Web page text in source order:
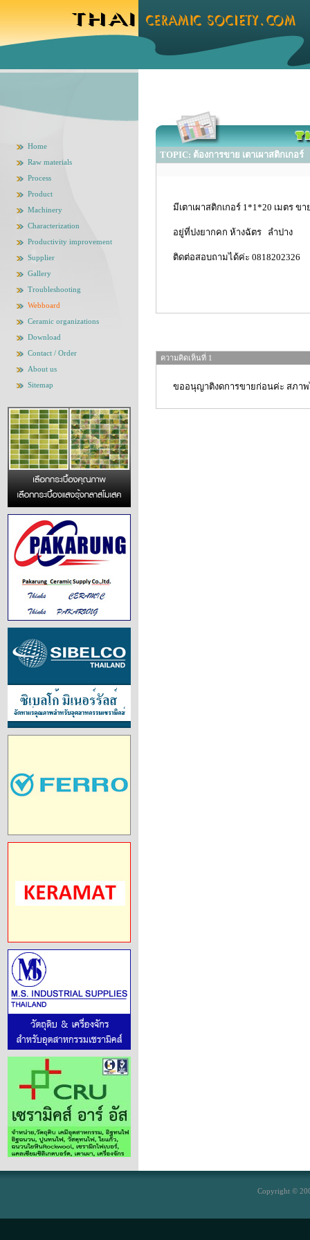
Home
Raw materials
Process
Product
Machinery
Characterization
Productivity improvement
Supplier
Gallery
Troubleshooting
Webboard
Ceramic organizations
Download
Contact / Order
About us
Sitemap
TOPIC: ต้องการขาย เตาเผาสติกเกอร์
มีเตาเผาสติกเกอร์ 1*1*20 เมตร ขา
อยู่ที่ปงยากคก ห้างฉัตร ลำปาง
ติดต่อสอบถามได้ค่ะ 0818202326
ความคิดเห็นที่ 1
ขออนุญาติงดการขายก่อนค่ะ สภา
Copyright ©